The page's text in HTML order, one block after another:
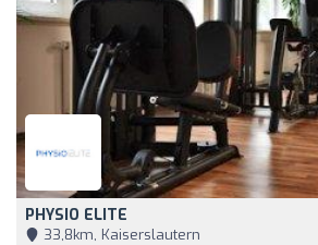
PHYSIO ELITE
33,8km, Kaiserslautern